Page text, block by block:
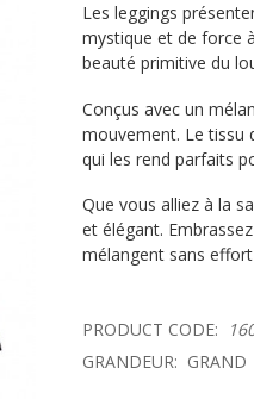
Les leggings
mystique et de force
beauté primitive du
Conçus avec un
mouvement. Le tissu
qui les rend parfaits
Que vous alliez à la
et élégant.
mélangent sans
PRODUCT CODE:
GRANDEUR: GRAND